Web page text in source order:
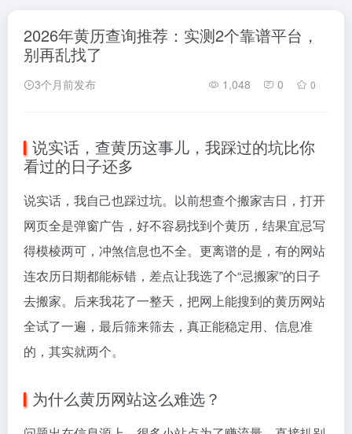
2026年黄历查询推荐：实测2个靠谱平台，
别再乱找了
3个月前发布 1,048 0 0
说实话，查黄历这事儿，我踩过的坑比你
看过的日子还多
说实话，我自己也踩过坑。以前想查个搬家吉日，打开
网页全是弹窗广告，好不容易找到个黄历，结果宜忌写
得模棱两可，冲煞信息也不全。更离谱的是，有的网站
连农历日期都能标错，差点让我选了个“忌搬家”的日子
去搬家。后来我花了一整天，把网上能搜到的黄历网站
全试了一遍，最后筛来筛去，真正能稳定用、信息准
的，其实就两个。
为什么黄历网站这么难选？